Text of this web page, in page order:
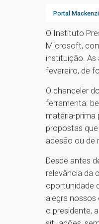
Portal
O Instituto
Microsoft,
instituição. As
fevereiro, de
O chanceler
ferramenta:
matéria-prima
propostas
adesão ou de
Desde antes
relevância da
oportunidade
alegra nossos
o presidente,